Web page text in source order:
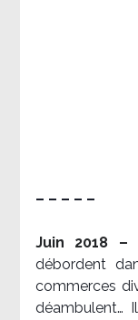
– – – – –
Juin 2018 –
débordent
commerces
déambulent…